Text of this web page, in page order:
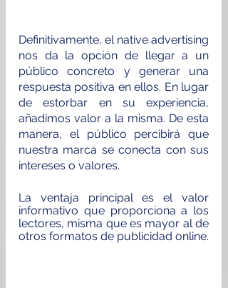
Definitivamente, el native advertising
nos da la opción de llegar a un
público concreto y generar una
respuesta positiva en ellos. En lugar
de estorbar en su experiencia,
añadimos valor a la misma. De esta
manera, el público percibirá que
nuestra marca se conecta con sus
intereses o valores.
La ventaja principal es el valor
informativo que proporciona a los
lectores, misma que es mayor al de
otros formatos de publicidad online.